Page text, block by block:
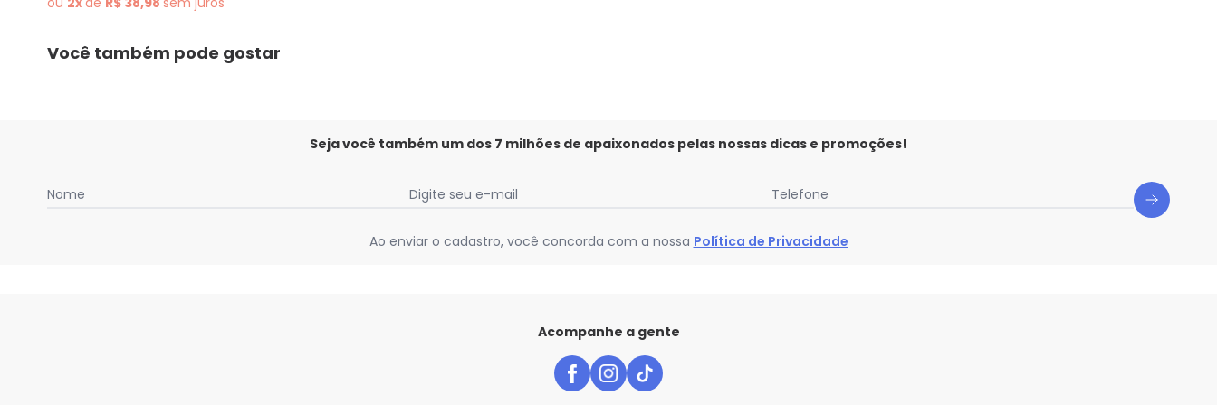
Você também pode gostar
Seja você também um dos 7 milhões de apaixonados pelas nossas dicas e promoções!
Nome Digite seu e-mail Telefone
Ao enviar o cadastro, você concorda com a nossa Política de Privacidade
Acompanhe a gente